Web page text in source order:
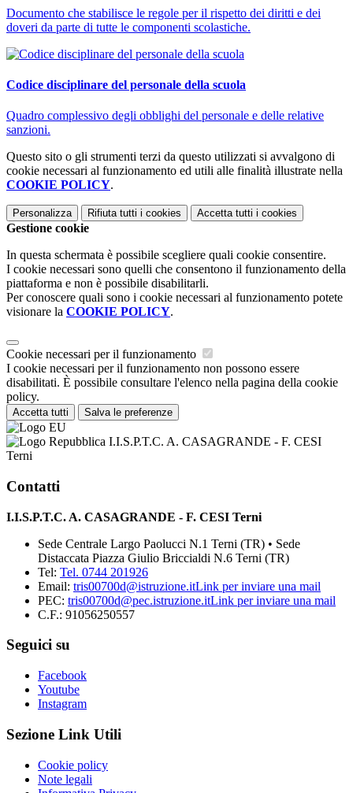
Documento che stabilisce le regole per il rispetto dei diritti e dei
doveri da parte di tutte le componenti scolastiche.
Codice disciplinare del personale della scuola
Quadro complessivo degli obblighi del personale e delle relative
sanzioni.
Questo sito o gli strumenti terzi da questo utilizzati si avvalgono di
cookie necessari al funzionamento ed utili alle finalità illustrate nella
COOKIE POLICY.
Personalizza Rifiuta tutti i cookies Accetta tutti i cookies
Gestione cookie
In questa schermata è possibile scegliere quali cookie consentire.
I cookie necessari sono quelli che consentono il funzionamento della
piattaforma e non è possibile disabilitarli.
Per conoscere quali sono i cookie necessari al funzionamento potete
visionare la COOKIE POLICY.
Cookie necessari per il funzionamento
I cookie necessari per il funzionamento non possono essere
disabilitati. È possibile consultare l'elenco nella pagina della cookie
policy.
Accetta tutti Salva le preferenze
I.I.S.P.T.C. A. CASAGRANDE - F. CESI
Terni
Contatti
I.I.S.P.T.C. A. CASAGRANDE - F. CESI Terni
Sede Centrale Largo Paolucci N.1 Terni (TR) • Sede
Distaccata Piazza Giulio Briccialdi N.6 Terni (TR)
Tel: Tel. 0744 201926
Email: tris00700d@istruzione.itLink per inviare una mail
PEC: tris00700d@pec.istruzione.itLink per inviare una mail
C.F.: 91056250557
Seguici su
Facebook
Youtube
Instagram
Sezione Link Utili
Cookie policy
Note legali